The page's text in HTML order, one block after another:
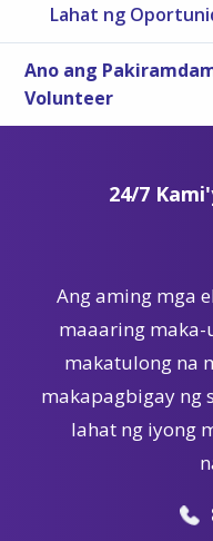
Lahat ng
Ano ang
Volunteer
24/7
Ang aming mga
maaaring maka-
makatulong na
makapagbigay ng
lahat ng iyong